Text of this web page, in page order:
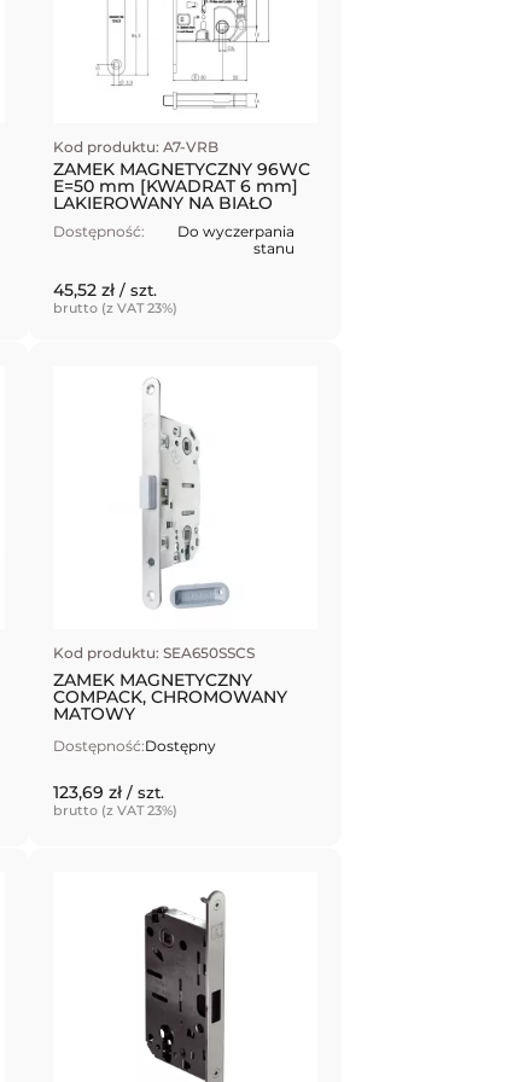
Kod produktu: A7-VRB
ZAMEK MAGNETYCZNY 96WC
E=50 mm [KWADRAT 6 mm]
LAKIEROWANY NA BIAŁO
Dostępność:
Do wyczerpania
stanu
45,52 zł/ szt.
brutto (z VAT 23%)
Kod produktu: SEA650SSCS
ZAMEK MAGNETYCZNY
COMPACK, CHROMOWANY
MATOWY
Dostępność:Dostępny
123,69 zł/ szt.
brutto (z VAT 23%)